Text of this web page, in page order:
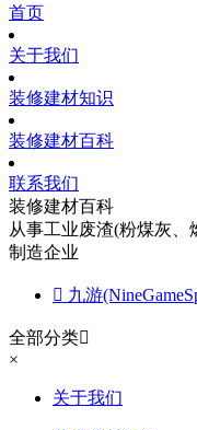
首页
关于我们
装修建材知识
装修建材百科
联系我们
装修建材百科
从事工业废渣(粉煤灰
制造企业
 九游
全部分类
×
关于我们